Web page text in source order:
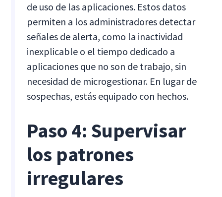
de uso de las aplicaciones. Estos datos
permiten a los administradores detectar
señales de alerta, como la inactividad
inexplicable o el tiempo dedicado a
aplicaciones que no son de trabajo, sin
necesidad de microgestionar. En lugar de
sospechas, estás equipado con hechos.
Paso 4: Supervisar
los patrones
irregulares